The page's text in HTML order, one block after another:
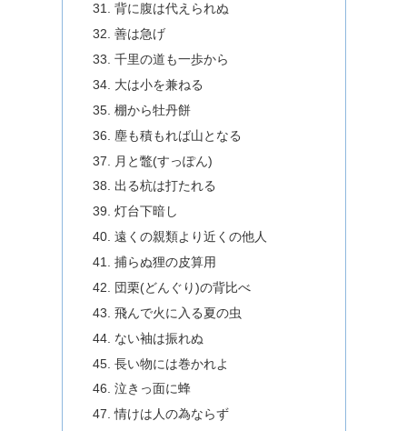
背に腹は代えられぬ
善は急げ
千里の道も一歩から
大は小を兼ねる
棚から牡丹餅
塵も積もれば山となる
月と鼈(すっぽん)
出る杭は打たれる
灯台下暗し
遠くの親類より近くの他人
捕らぬ狸の皮算用
団栗(どんぐり)の背比べ
飛んで火に入る夏の虫
ない袖は振れぬ
長い物には巻かれよ
泣きっ面に蜂
情けは人の為ならず